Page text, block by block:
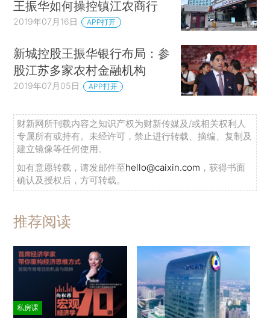
王振华如何操控镇江农商行
2019年07月16日 APP打开
新城控股王振华银行布局：参
股江苏多家农村金融机构
2019年07月05日 APP打开
财新网所刊载内容之知识产权为财新传媒及/或相关权利人
专属所有或持有。未经许可，禁止进行转载、摘编、复制及
建立镜像等任何使用。
如有意愿转载，请发邮件至hello@caixin.com ，获得书面
确认及授权后，方可转载。
推荐阅读
私房课